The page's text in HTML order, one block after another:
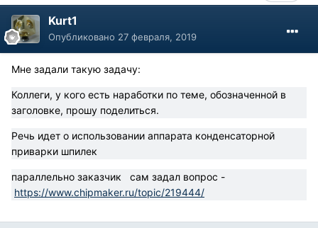
Kurt1
Опубликовано 27 февраля, 2019
Мне задали такую задачу:
Коллеги, у кого есть наработки по теме, обозначенной в
заголовке, прошу поделиться.
Речь идет о использовании аппарата конденсаторной
приварки шпилек
параллельно заказчик сам задал вопрос -
https://www.chipmaker.ru/topic/219444/